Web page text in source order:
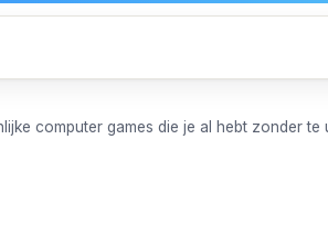
computer games die je al hebt zonder te